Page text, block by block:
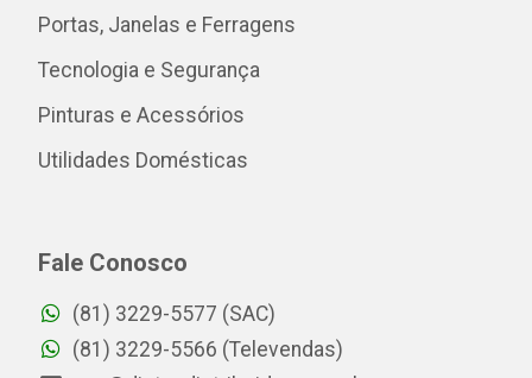
Portas, Janelas e Ferragens
Tecnologia e Segurança
Pinturas e Acessórios
Utilidades Domésticas
Fale Conosco
(81) 3229-5577 (SAC)
(81) 3229-5566 (Televendas)